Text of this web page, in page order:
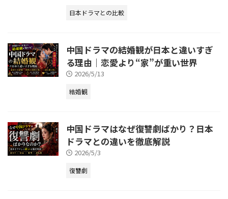
日本ドラマとの比較
中国ドラマの結婚観が日本と違いすぎ
る理由｜恋愛より“家”が重い世界
2026/5/13
結婚観
中国ドラマはなぜ復讐劇ばかり？日本
ドラマとの違いを徹底解説
2026/5/3
復讐劇